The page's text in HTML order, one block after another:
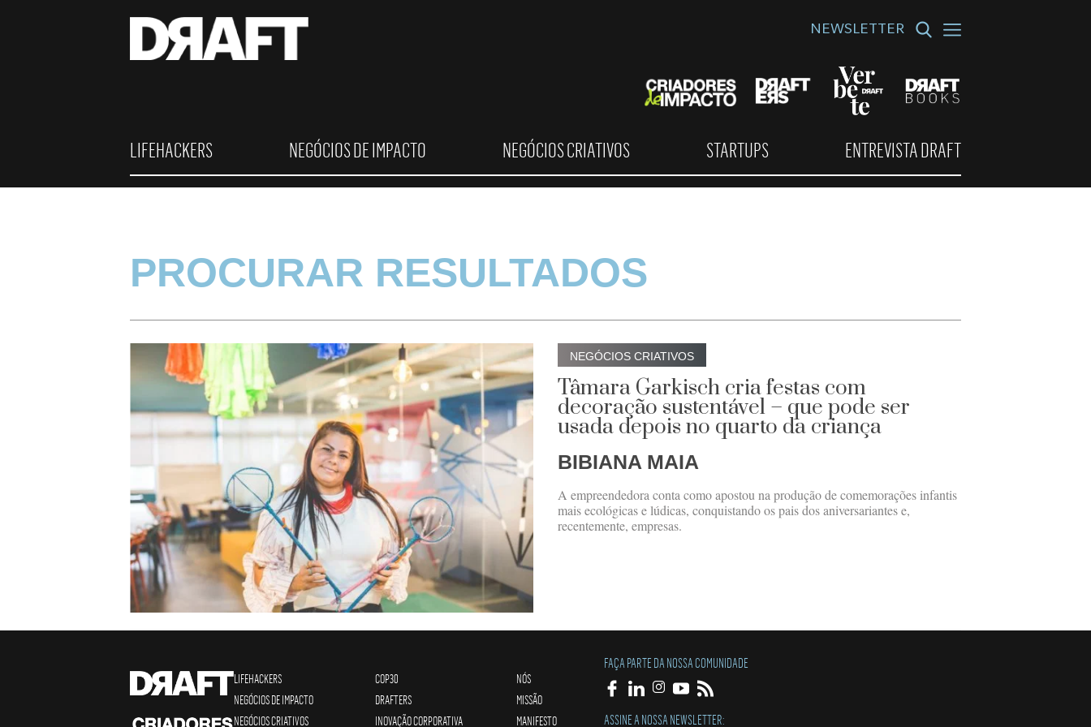
NEWSLETTER
LIFEHACKERS NEGÓCIOS DE IMPACTO NEGÓCIOS CRIATIVOS STARTUPS ENTREVISTA DRAFT
PROCURAR RESULTADOS
NEGÓCIOS CRIATIVOS
Tâmara Garkisch cria festas com
decoração sustentável – que pode ser
usada depois no quarto da criança
BIBIANA MAIA
A empreendedora conta como apostou na produção de comemorações infantis
mais ecológicas e lúdicas, conquistando os pais dos aniversariantes e,
recentemente, empresas.
LIFEHACKERS
NEGÓCIOS DE IMPACTO
NEGÓCIOS CRIATIVOS
COP30
DRAFTERS
INOVAÇÃO CORPORATIVA
NÓS
MISSÃO
MANIFESTO
FAÇA PARTE DA NOSSA COMUNIDADE
ASSINE A NOSSA NEWSLETTER: